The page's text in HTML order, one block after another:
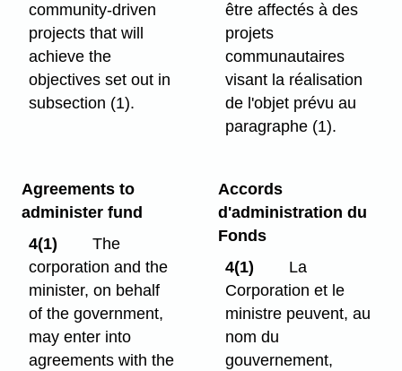
community-driven
projects that will
achieve the
objectives set out in
subsection (1).
être affectés à des
projets
communautaires
visant la réalisation
de l'objet prévu au
paragraphe (1).
Agreements to
administer fund
4(1)
The
corporation and the
minister, on behalf
of the government,
may enter into
agreements with the
Accords
d'administration du
Fonds
4(1)
La
Corporation et le
ministre peuvent, au
nom du
gouvernement,